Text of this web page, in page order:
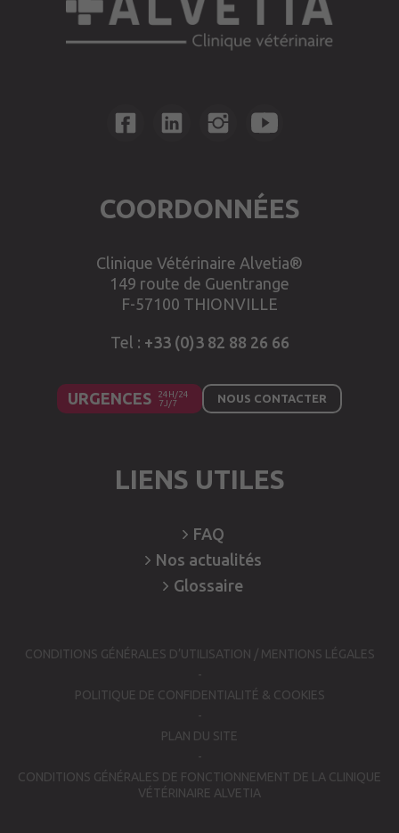
COORDONNÉES
Clinique Vétérinaire Alvetia®
149 route de Guentrange
F-57100 THIONVILLE
Tel : +33 (0)3 82 88 26 66
URGENCES NOUS CONTACTER
LIENS UTILES
FAQ
Nos actualités
Glossaire
CONDITIONS GÉNÉRALES D’UTILISATION / MENTIONS LÉGALES
POLITIQUE DE CONFIDENTIALITÉ & COOKIES
PLAN DU SITE
CONDITIONS GÉNÉRALES DE FONCTIONNEMENT DE LA CLINIQUE
VÉTÉRINAIRE ALVETIA